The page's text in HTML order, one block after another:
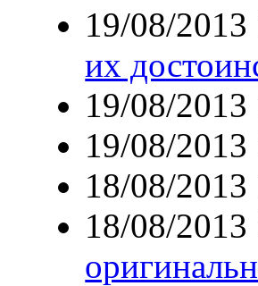
19/08/2013
их
19/08/2013
19/08/2013
18/08/2013
18/08/2013